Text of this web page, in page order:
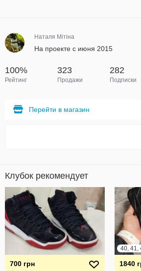
Наталя Мітіна
На проекте с июня 2015
100%
Рейтинг
323
Продажи
282
Подписки
Перейти в магазин
Клубок рекомендует
700 грн
40, 41,
1840